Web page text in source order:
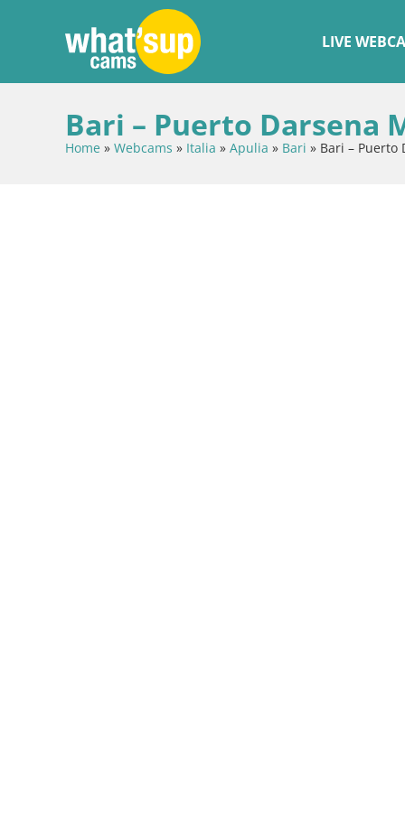
LIVE
Bari – Puerto Darsena
Home » Webcams » Italia » Apulia » Bari » Bari – Puerto